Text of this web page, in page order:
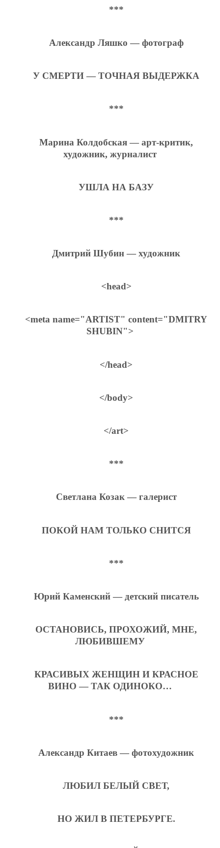
***
Александр Ляшко — фотограф
У СМЕРТИ — ТОЧНАЯ ВЫДЕРЖКА
***
Марина Колдобская — арт-критик,
художник, журналист
УШЛА НА БАЗУ
***
Дмитрий Шубин — художник
<head>
<meta name="ARTIST" content="DMITRY
SHUBIN">
</head>
</body>
</art>
***
Светлана Козак — галерист
ПОКОЙ НАМ ТОЛЬКО СНИТСЯ
***
Юрий Каменский — детский писатель
ОСТАНОВИСЬ, ПРОХОЖИЙ, МНЕ,
ЛЮБИВШЕМУ
КРАСИВЫХ ЖЕНЩИН И КРАСНОЕ
ВИНО — ТАК ОДИНОКО…
***
Александр Китаев — фотохудожник
ЛЮБИЛ БЕЛЫЙ СВЕТ,
НО ЖИЛ В ПЕТЕРБУРГЕ.